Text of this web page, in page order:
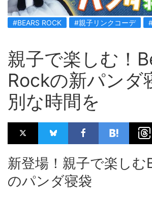
#BEARS ROCK #親子リンクコーデ
親子で楽しむ！
Rockの新パンダ
別な時間を
新登場！親子で楽しむ
のパンダ寝袋